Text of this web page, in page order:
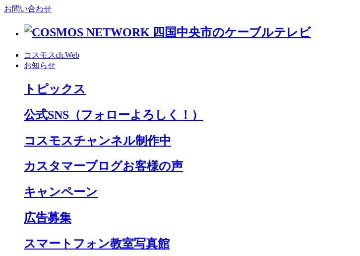
お問い合わせ
コスモスch.Web
お知らせ
トピックス
公式SNS （フォローよろしく！）
コスモスチャンネル制作中
カスタマーブログお客様の声
キャンペーン
広告募集
スマートフォン教室写真館